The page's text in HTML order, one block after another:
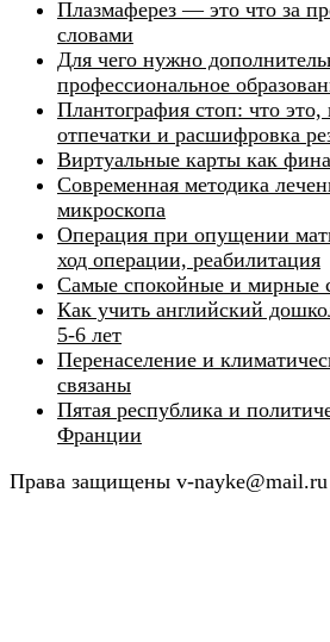
Плазмаферез — это что за
словами
Для чего нужно
профессиональное
Плантография стоп: что это,
отпечатки и расшифровка
Виртуальные карты как
Современная методика
микроскопа
Операция при опущении
ход операции, реабилитация
Самые спокойные и мирные
Как учить английский
5-6 лет
Перенаселение и
связаны
Пятая республика и
Франции
Права защищены v-nayke@mail.ru